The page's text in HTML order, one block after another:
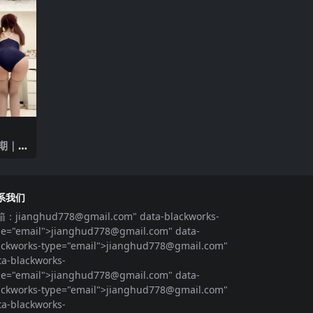
｜
我们
： jianghud778@gmail.com" data-blackworks-
jianghud778@gmail.com" data-
type="email">jianghud778@gmail.com"
blackworks-
jianghud778@gmail.com" data-
type="email">jianghud778@gmail.com"
blackworks-